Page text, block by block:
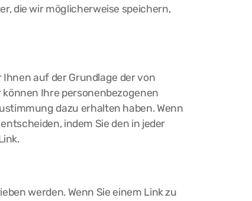
die wir möglicherweise speichern,
auf der Grundlage der von
Ihre personenbezogenen
dazu erhalten haben. Wenn
indem Sie den in jeder
werden. Wenn Sie einem Link zu